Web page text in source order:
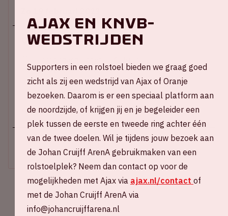
Johan Cruijff ArenA
Stadion open – 15:15 uur
Start wedstrijd – 16:45 uur
Einde wedstrijd - 18:30 uur
+ Voeg toe aan agenda
AJAX EN KNVB-
WEDSTRIJDEN
Supporters in een rolstoel bieden we graag goed
zicht als zij een wedstrijd van Ajax of Oranje
bezoeken. Daarom is er een speciaal platform aan
de noordzijde, of krijgen jij en je begeleider een
plek tussen de eerste en tweede ring achter één
van de twee doelen. Wil je tijdens jouw bezoek aan
de Johan Cruijff ArenA gebruikmaken van een
rolstoelplek? Neem dan contact op voor de
mogelijkheden met Ajax via ajax.nl/contact of
met de Johan Cruijff ArenA via
info@johancruijffarena.nl